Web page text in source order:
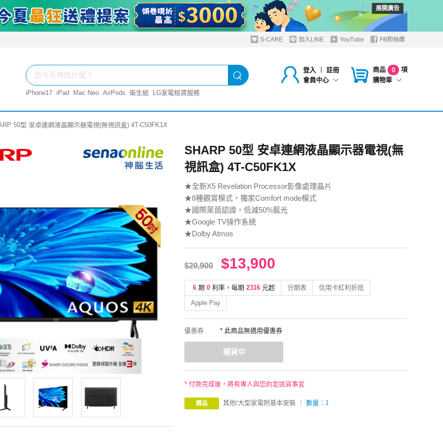
展開廣告
S-CARE 加入LINE YouTube FB粉絲團
登入 ︱
註冊
會員中心
商品 0
項
購物車
iPhone17 iPad Mac Neo AirPods 衛生紙 LG家電租賃服務
50型 安卓連網液晶顯示器電視(無視訊盒) 4T-C50FK1X
SHARP 50型 安卓連網液晶顯示器電視(無
視訊盒) 4T-C50FK1X
★全新X5 Revelation Processor影像處理晶片
★8種觀賞模式，獨家Comfort mode模式
★國際萊茵認證，低減50%藍光
★Google TV操作系統
★Dolby Atmos
$20,900 $13,900
6 期 0 利率，每期 2316 元起 分期表 信用卡紅利折抵
Apple Pay
優惠券 * 此商品無適用優惠券
補貨中
* 付款完成後，將有專人與您約定送貨事宜
贈品 其他/大型家電附基本安裝 數量：1